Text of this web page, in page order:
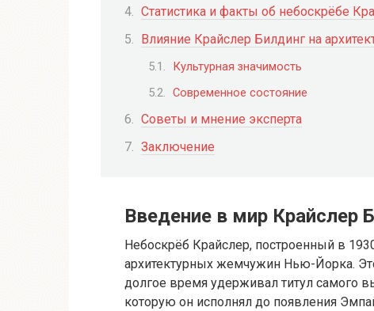
Статистика и факты об небоскрёбе
Влияние Крайслер Билдинг на
Культурная значимость
Современное состояние
Советы и мнение эксперта
Заключение
Введение в мир Крайслер
Небоскрёб Крайслер, построенный в
архитектурных жемчужин Нью-Йорка.
долгое время удерживал титул самого
которую он исполнял до появления